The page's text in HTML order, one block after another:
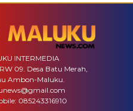
INTERMEDIA
09. Desa Batu Merah,
Ambon-Maluku.
085243316910